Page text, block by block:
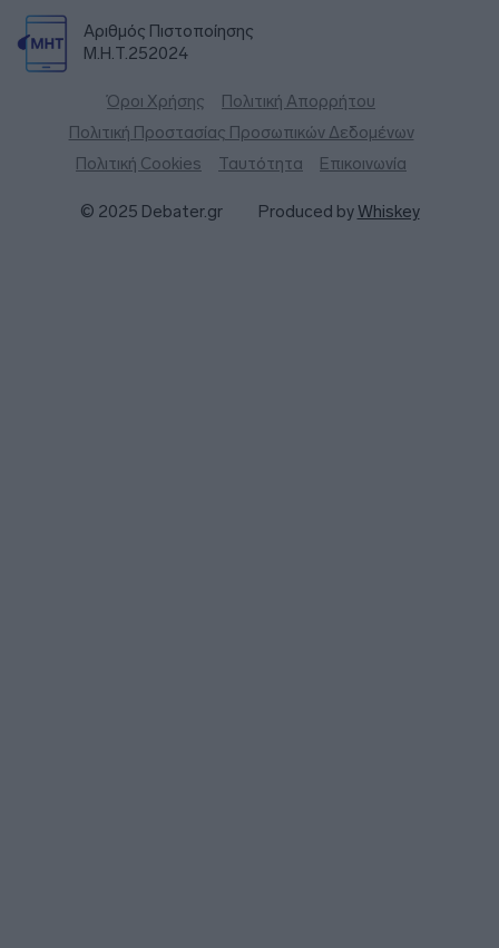
Αριθμός Πιστοποίησης
Μ.Η.Τ.252024
Όροι Χρήσης
Πολιτική Απορρήτου
Πολιτική Προστασίας Προσωπικών Δεδομένων
Πολιτική Cookies
Ταυτότητα Επικοινωνία
© 2025 Debater.gr Produced byWhiskey